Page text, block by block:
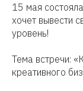
15 мая
хочет вывести
уровень!
Тема встречи:
креативного